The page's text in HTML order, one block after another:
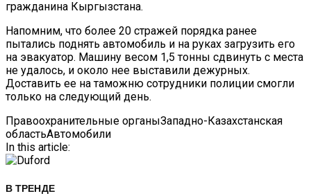
гражданина Кыргызстана.
Напомним, что более 20 стражей порядка ранее
пытались поднять автомобиль и на руках загрузить его
на эвакуатор. Машину весом 1,5 тонны сдвинуть с места
не удалось, и около нее выставили дежурных.
Доставить ее на таможню сотрудники полиции смогли
только на следующий день.
Правоохранительные органыЗападно-Казахстанская
областьАвтомобили
In this article:
В ТРЕНДЕ